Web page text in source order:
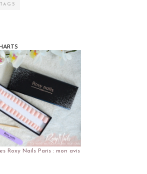
TAGS
Roxy Nails Paris : mon avis